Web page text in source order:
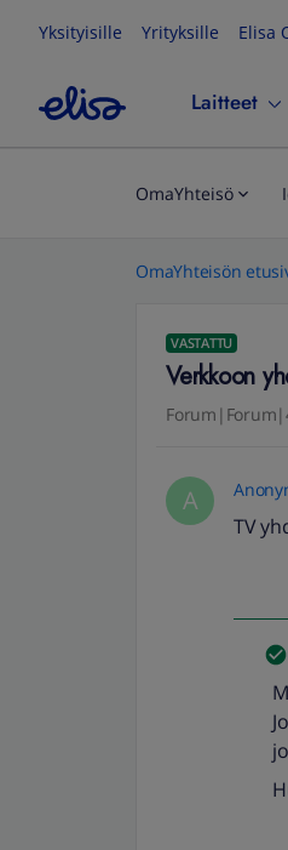
Yksityisille Yrityksille Elisa
Laitteet
OmaYhteisö
OmaYhteisön
VASTATTU
Verkkoon
A
TV